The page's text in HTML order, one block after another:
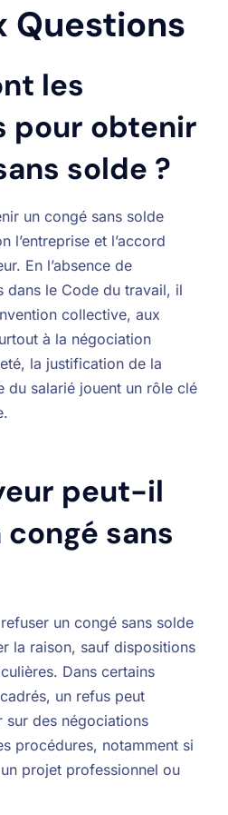
Questions
les
pour obtenir
solde ?
un congé sans solde
l’entreprise et l’accord
En l’absence de
dans le Code du travail, il
collective, aux
à la négociation
la justification de la
du salarié jouent un rôle clé
peut-il
sans
un congé sans solde
la raison, sauf dispositions
Dans certains
un refus peut
sur des négociations
procédures, notamment si
projet professionnel ou